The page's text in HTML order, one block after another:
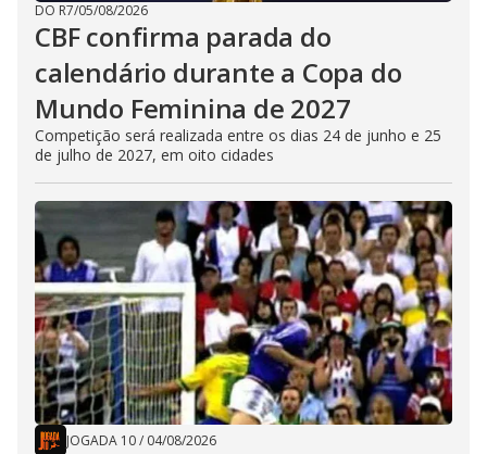
DO R7/05/08/2026
CBF confirma parada do
calendário durante a Copa do
Mundo Feminina de 2027
Competição será realizada entre os dias 24 de junho e 25
de julho de 2027, em oito cidades
JOGADA 10/ 04/08/2026